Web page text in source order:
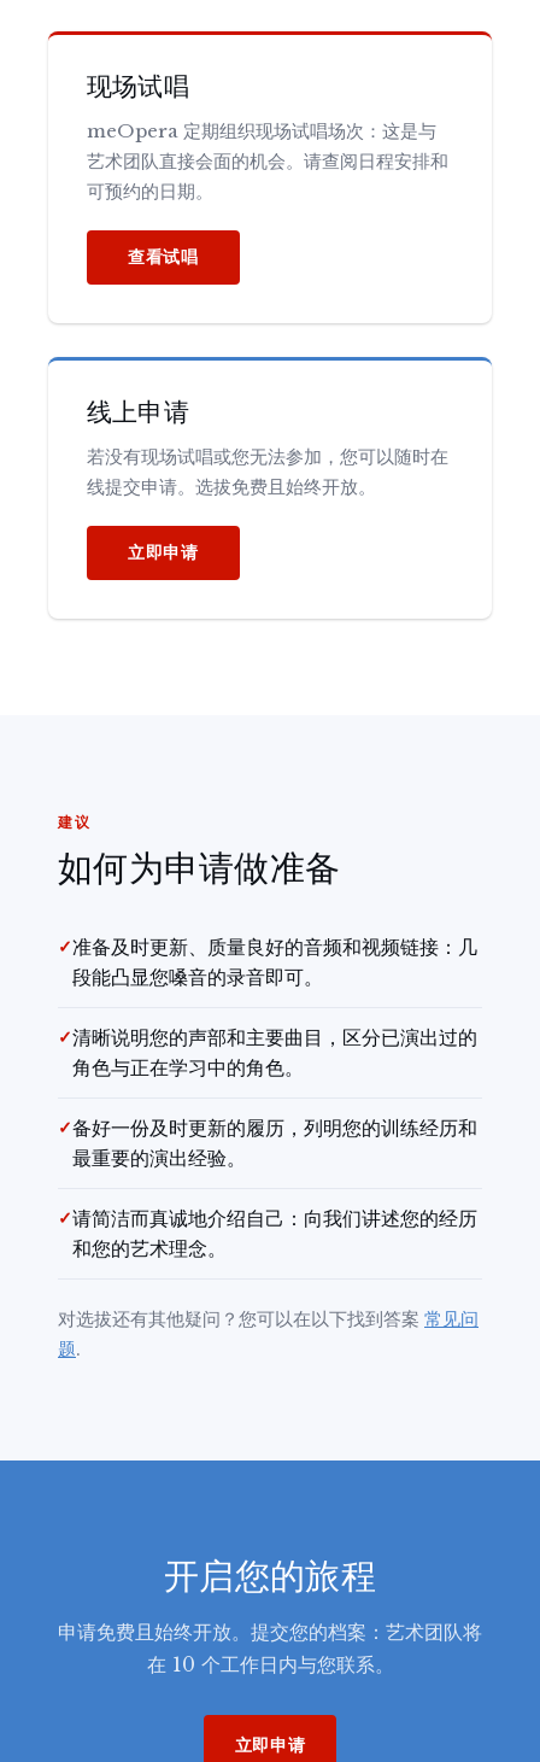
现场试唱
meOpera 定期组织现场试唱场次：这是与
艺术团队直接会面的机会。请查阅日程安排和
可预约的日期。
查看试唱
线上申请
若没有现场试唱或您无法参加，您可以随时在
线提交申请。选拔免费且始终开放。
立即申请
建议
如何为申请做准备
✓准备及时更新、质量良好的音频和视频链接：几
段能凸显您嗓音的录音即可。
✓清晰说明您的声部和主要曲目，区分已演出过的
角色与正在学习中的角色。
✓备好一份及时更新的履历，列明您的训练经历和
最重要的演出经验。
✓请简洁而真诚地介绍自己：向我们讲述您的经历
和您的艺术理念。
对选拔还有其他疑问？您可以在以下找到答案 常见问
题.
开启您的旅程
申请免费且始终开放。提交您的档案：艺术团队将
在 10 个工作日内与您联系。
立即申请